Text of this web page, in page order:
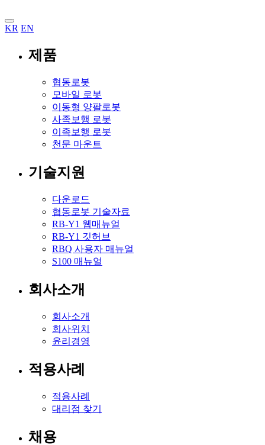
KR EN
제품
협동로봇
모바일 로봇
이동형 양팔로봇
사족보행 로봇
이족보행 로봇
천문 마운트
기술지원
다운로드
협동로봇 기술자료
RB-Y1 웹매뉴얼
RB-Y1 깃허브
RBQ 사용자 매뉴얼
S100 매뉴얼
회사소개
회사소개
회사위치
윤리경영
적용사례
적용사례
대리점 찾기
채용